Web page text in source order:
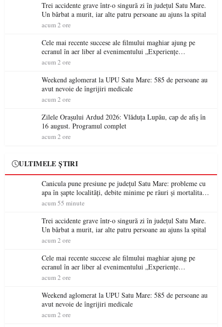
Trei accidente grave într-o singură zi în județul Satu Mare.
Un bărbat a murit, iar alte patru persoane au ajuns la spital
acum 2 ore
Cele mai recente succese ale filmului maghiar ajung pe
ecranul în aer liber al evenimentului „Experiențe
cinematografice Partium”
acum 2 ore
Weekend aglomerat la UPU Satu Mare: 585 de persoane au
avut nevoie de îngrijiri medicale
acum 2 ore
Zilele Orașului Ardud 2026: Vlăduța Lupău, cap de afiș în
16 august. Programul complet
acum 2 ore
ULTIMELE ȘTIRI
Canicula pune presiune pe județul Satu Mare: probleme cu
apa în șapte localități, debite minime pe râuri și mortalitate
piscicolă la Lacul Călinești
acum 55 minute
Trei accidente grave într-o singură zi în județul Satu Mare.
Un bărbat a murit, iar alte patru persoane au ajuns la spital
acum 2 ore
Cele mai recente succese ale filmului maghiar ajung pe
ecranul în aer liber al evenimentului „Experiențe
cinematografice Partium”
acum 2 ore
Weekend aglomerat la UPU Satu Mare: 585 de persoane au
avut nevoie de îngrijiri medicale
acum 2 ore